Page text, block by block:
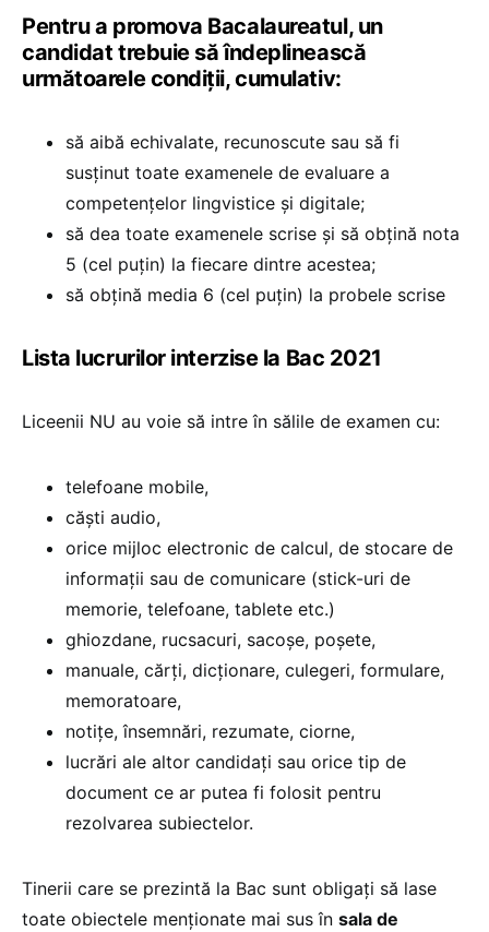
Pentru a promova Bacalaureatul, un
candidat trebuie să îndeplinească
următoarele condiții, cumulativ:
să aibă echivalate, recunoscute sau să fi
susținut toate examenele de evaluare a
competențelor lingvistice și digitale;
să dea toate examenele scrise și să obțină nota
5 (cel puțin) la fiecare dintre acestea;
să obțină media 6 (cel puțin) la probele scrise
Lista lucrurilor interzise la Bac 2021
Liceenii NU au voie să intre în sălile de examen cu:
telefoane mobile,
căști audio,
orice mijloc electronic de calcul, de stocare de
informații sau de comunicare (stick-uri de
memorie, telefoane, tablete etc.)
ghiozdane, rucsacuri, sacoșe, poșete,
manuale, cărți, dicționare, culegeri, formulare,
memoratoare,
notițe, însemnări, rezumate, ciorne,
lucrări ale altor candidați sau orice tip de
document ce ar putea fi folosit pentru
rezolvarea subiectelor.
Tinerii care se prezintă la Bac sunt obligați să lase
toate obiectele menționate mai sus în sala de